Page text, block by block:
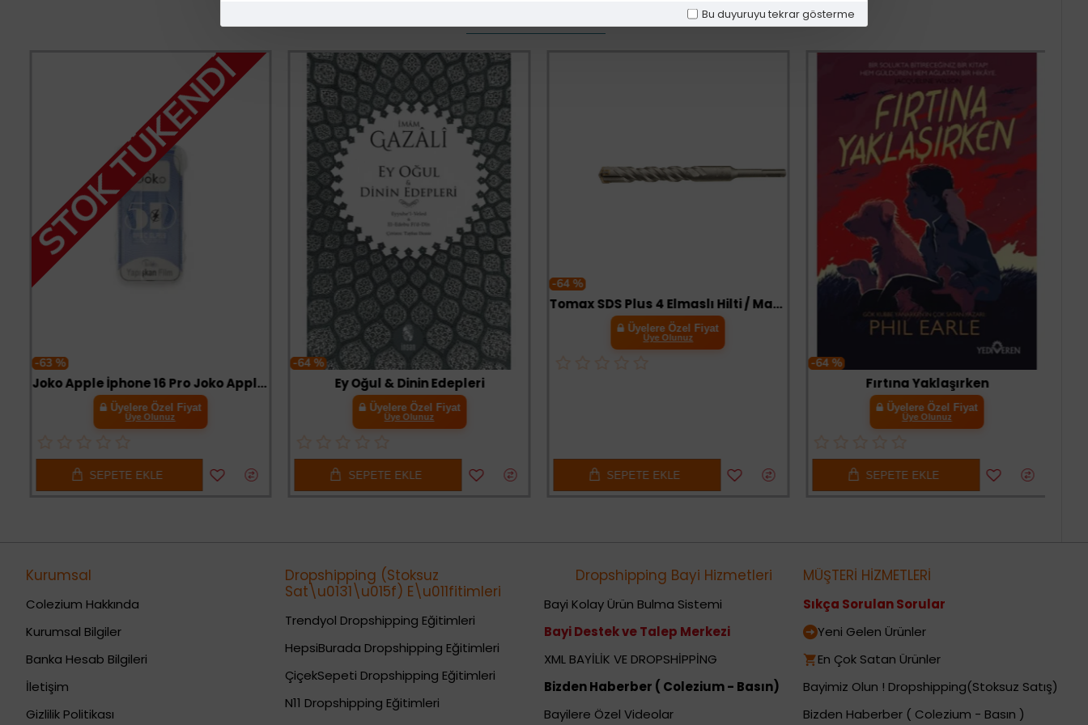
Bu duyuruyu tekrar gösterme
-63 %
STOK TÜKENDİ
Joko Apple İphone 16 Pro Joko Apple Magic 5d Cam - Siyah
Üyelere Özel Fiyat
Üye Olunuz
SEPETE EKLE
-64 %
Ey Oğul & Dinin Edepleri
Üyelere Özel Fiyat
Üye Olunuz
SEPETE EKLE
-64 %
Tomax SDS Plus 4 Elmaslı Hilti / Matkap Ucu 11x210
Üyelere Özel Fiyat
Üye Olunuz
SEPETE EKLE
-64 %
Fırtına Yaklaşırken
Üyelere Özel Fiyat
Üye Olunuz
SEPETE EKLE
Kurumsal
Colezium Hakkında
Kurumsal Bilgiler
Banka Hesab Bilgileri
İletişim
Gizlilik Politikası
Dropshipping (Stoksuz
Sat\u0131\u015f) E\u011fitimleri
Trendyol Dropshipping Eğitimleri
HepsiBurada Dropshipping Eğitimleri
ÇiçekSepeti Dropshipping Eğitimleri
N11 Dropshipping Eğitimleri
Dropshipping Bayi Hizmetleri
Bayi Kolay Ürün Bulma Sistemi
Bayi Destek ve Talep Merkezi
XML BAYİLİK VE DROPSHİPPİNG
Bizden Haberber ( Colezium - Basın)
Bayilere Özel Videolar
MÜŞTERİ HİZMETLERİ
Sıkça Sorulan Sorular
Yeni Gelen Ürünler
En Çok Satan Ürünler
Bayimiz Olun ! Dropshipping(Stoksuz Satış)
Bizden Haberber ( Colezium - Basın )